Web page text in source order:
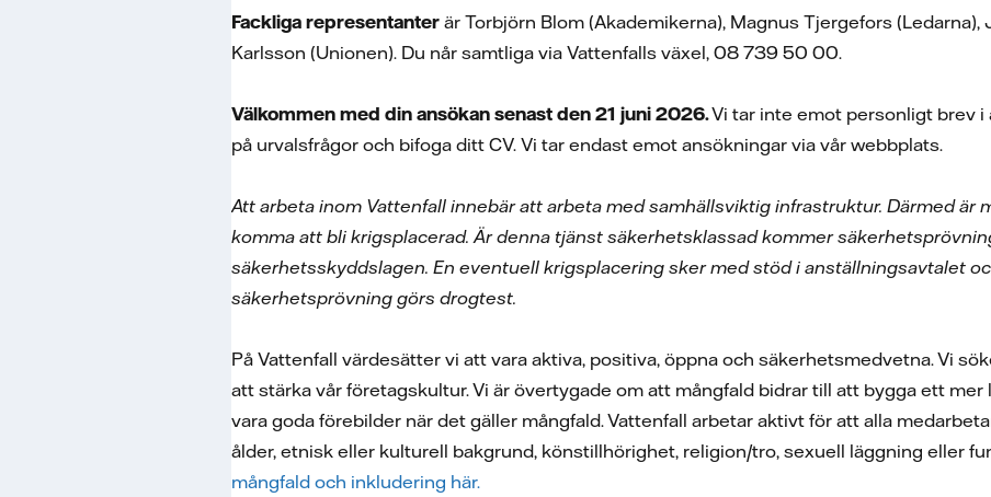
Fackliga representanterär Torbjörn Blom (Akademikerna), Magnus Tjergefors (Ledarna),
Karlsson (Unionen). Du når samtliga via Vattenfalls växel, 08 739 50 00.
Välkommen med din ansökan senast den 21 juni 2026.Vi tar inte emot personligt brev i
på urvalsfrågor och bifoga ditt CV. Vi tar endast emot ansökningar via vår webbplats.
Att arbeta inom Vattenfall innebär att arbeta med samhällsviktig infrastruktur. Därmed är
komma att bli krigsplacerad. Är denna tjänst säkerhetsklassad kommer
säkerhetsskyddslagen. En eventuell krigsplacering sker med stöd i anställningsavtalet
säkerhetsprövning görs drogtest.
På Vattenfall värdesätter vi att vara aktiva, positiva, öppna och säkerhetsmedvetna. Vi
att stärka vår företagskultur. Vi är övertygade om att mångfald bidrar till att bygga ett
vara goda förebilder när det gäller mångfald. Vattenfall arbetar aktivt för att alla
ålder, etnisk eller kulturell bakgrund, könstillhörighet, religion/tro, sexuell läggning eller
mångfald och inkludering här.